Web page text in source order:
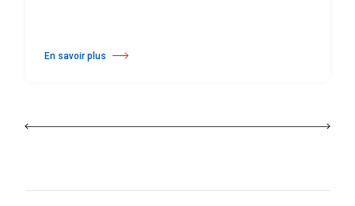
En savoir plus
à propos Barre de danse mobile double pour professionnels